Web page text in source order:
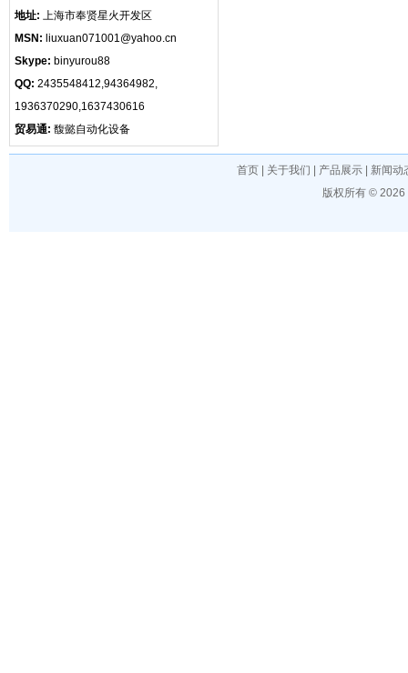
地址: 上海市奉贤星火开发区
MSN: liuxuan071001@yahoo.cn
Skype: binyurou88
QQ: 2435548412,94364982,
1936370290,1637430616
贸易通: 馥懿自动化设备
首页 关于我们 产品展示
新闻动
版权所有 © 2026